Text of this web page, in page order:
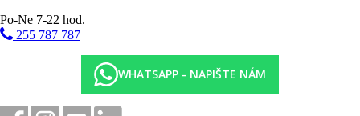
Po-Ne 7-22 hod.
255 787 787
WHATSAPP - NAPIŠTE NÁM